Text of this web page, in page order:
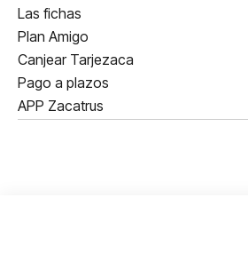
Las fichas
Plan Amigo
Canjear Tarjezaca
Pago a plazos
APP Zacatrus